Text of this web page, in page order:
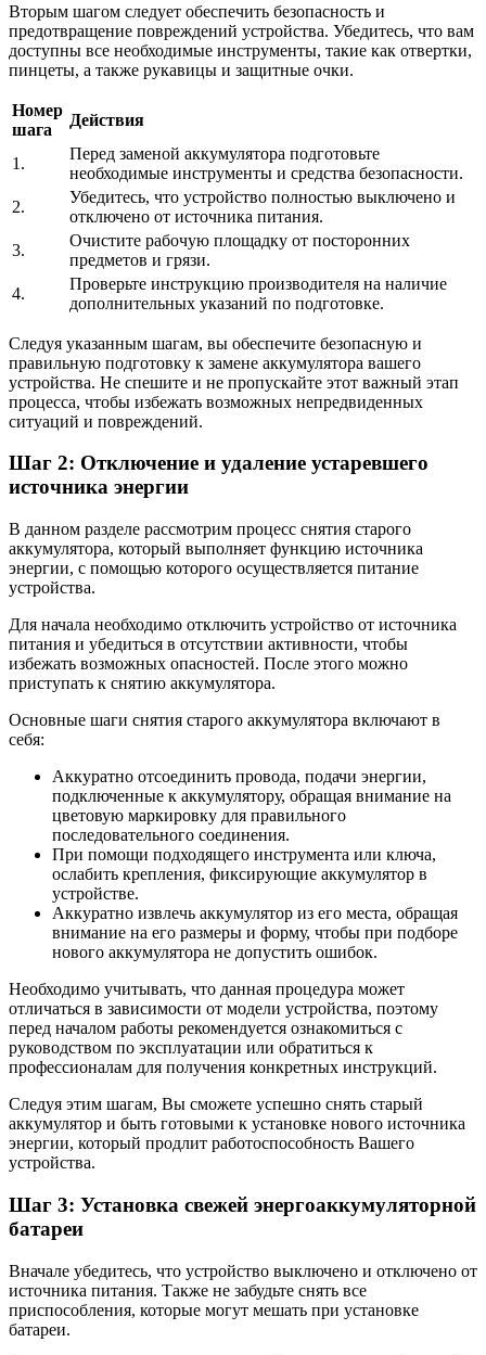
Вторым шагом следует обеспечить безопасность и
предотвращение повреждений устройства. Убедитесь, что вам
доступны все необходимые инструменты, такие как отвертки,
пинцеты, а также рукавицы и защитные очки.
Номер
шага
Действия
1.
Перед заменой аккумулятора подготовьте
необходимые инструменты и средства безопасности.
2.
Убедитесь, что устройство полностью выключено и
отключено от источника питания.
3.
Очистите рабочую площадку от посторонних
предметов и грязи.
4.
Проверьте инструкцию производителя на наличие
дополнительных указаний по подготовке.
Следуя указанным шагам, вы обеспечите безопасную и
правильную подготовку к замене аккумулятора вашего
устройства. Не спешите и не пропускайте этот важный этап
процесса, чтобы избежать возможных непредвиденных
ситуаций и повреждений.
Шаг 2: Отключение и удаление устаревшего
источника энергии
В данном разделе рассмотрим процесс снятия старого
аккумулятора, который выполняет функцию источника
энергии, с помощью которого осуществляется питание
устройства.
Для начала необходимо отключить устройство от источника
питания и убедиться в отсутствии активности, чтобы
избежать возможных опасностей. После этого можно
приступать к снятию аккумулятора.
Основные шаги снятия старого аккумулятора включают в
себя:
Аккуратно отсоединить провода, подачи энергии,
подключенные к аккумулятору, обращая внимание на
цветовую маркировку для правильного
последовательного соединения.
При помощи подходящего инструмента или ключа,
ослабить крепления, фиксирующие аккумулятор в
устройстве.
Аккуратно извлечь аккумулятор из его места, обращая
внимание на его размеры и форму, чтобы при подборе
нового аккумулятора не допустить ошибок.
Необходимо учитывать, что данная процедура может
отличаться в зависимости от модели устройства, поэтому
перед началом работы рекомендуется ознакомиться с
руководством по эксплуатации или обратиться к
профессионалам для получения конкретных инструкций.
Следуя этим шагам, Вы сможете успешно снять старый
аккумулятор и быть готовыми к установке нового источника
энергии, который продлит работоспособность Вашего
устройства.
Шаг 3: Установка свежей энергоаккумуляторной
батареи
Вначале убедитесь, что устройство выключено и отключено от
источника питания. Также не забудьте снять все
приспособления, которые могут мешать при установке
батареи.